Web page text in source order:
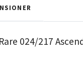
024/217